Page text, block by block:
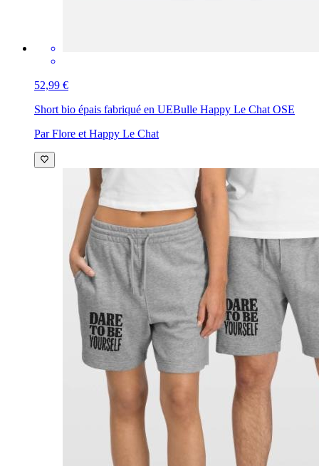
52,99 €
Short bio épais fabriqué en UEBulle Happy Le Chat OSE
Par Flore et Happy Le Chat